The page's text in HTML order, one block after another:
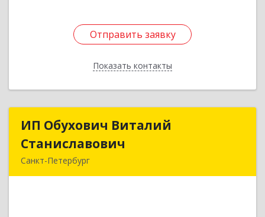
Отправить заявку
Показать контакты
Отправить заявку
Назад
ИП Обухович Виталий
Станиславович
Санкт-Петербург
ИП Обухович Виталий